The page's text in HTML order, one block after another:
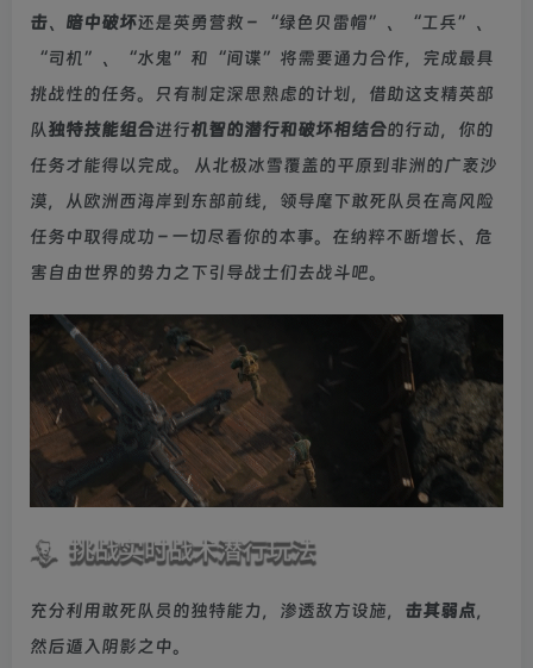
击、 暗中破坏还是英勇营救 – “绿色贝雷帽”、“工兵”、
“司机”、“水鬼”和“间谍”将需要通力合作，完成最具
挑战性的任务。只有制定深思熟虑的计划，借助这支精英部
队独特技能组合进行机智的潜行和破坏相结合的行动，你的
任务才能得以完成。 从北极冰雪覆盖的平原到非洲的广袤沙
漠，从欧洲西海岸到东部前线，领导麾下敢死队员在高风险
任务中取得成功 – 一切尽看你的本事。在纳粹不断增长、危
害自由世界的势力之下引导战士们去战斗吧。
充分利用敢死队员的独特能力，渗透敌方设施， 击其弱点，
然后遁入阴影之中。